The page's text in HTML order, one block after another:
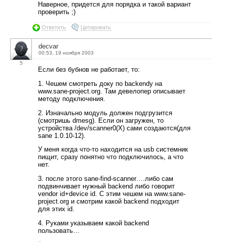
Наверное, придется для порядка и такой вариант
проверить ;)
Ответить Цитировать
5
decvar
00:53, 19 ноября 2003
Если без бубнов не работает, то:
1. Чешем смотреть доку по backendу на
www.sane-project.org. Там девелопер описывает
методу подключения.
2. Изначально модуль должен подгрузится
(смотришь dmesg). Если он загружен, то
устройства /dev/scanner0(X) сами создаются(для
sane 1.0.10-12).
У меня когда что-то находится на usb системник
пищит, сразу понятно что подключилось, а что
нет.
3. после этого sane-find-scanner….либо сам
подвинчивает нужный backend либо говорит
vendor id+device id. С этим чешем на www.sane-
project.org и смотрим какой backend подходит
для этих id.
4. Руками указываем какой backend
пользовать…